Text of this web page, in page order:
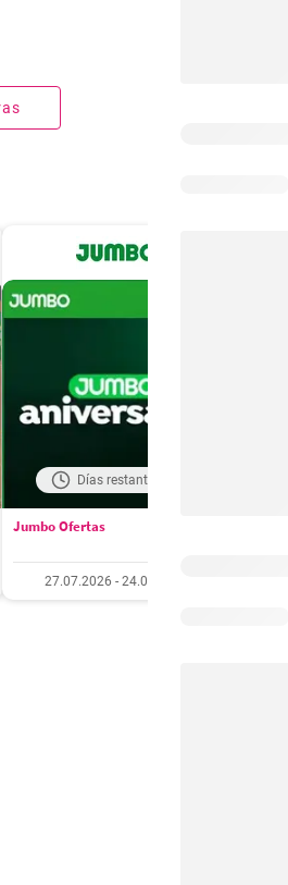
Días restantes: 19
Jumbo Ofertas
27.07.2026 - 24.08.2026